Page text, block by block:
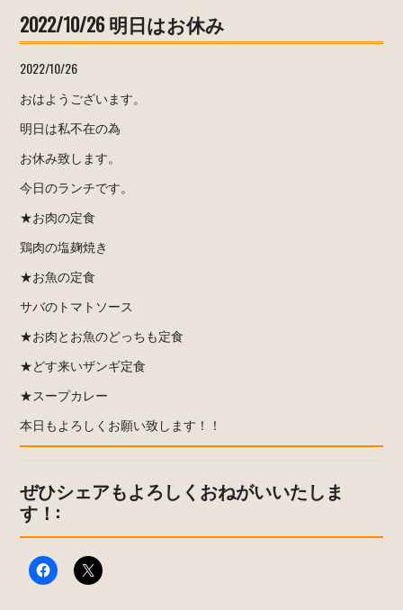
2022/10/26 明日はお休み
2022/10/26
おはようございます。
明日は私不在の為
お休み致します。
今日のランチです。
★お肉の定食
鶏肉の塩麹焼き
★お魚の定食
サバのトマトソース
★お肉とお魚のどっちも定食
★どす来いザンギ定食
★スープカレー
本日もよろしくお願い致します！！
ぜひシェアもよろしくおねがいいたしま
す！: